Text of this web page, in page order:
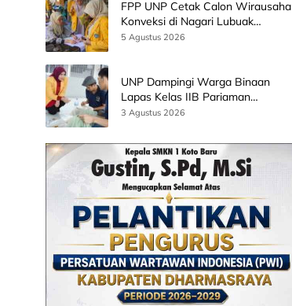
FPP UNP Cetak Calon Wirausaha
Konveksi di Nagari Lubuak
Batingkok Limapuluh Kota
5 Agustus 2026
UNP Dampingi Warga Binaan
Lapas Kelas IIB Pariaman
Kembangkan Produk Kreatif
3 Agustus 2026